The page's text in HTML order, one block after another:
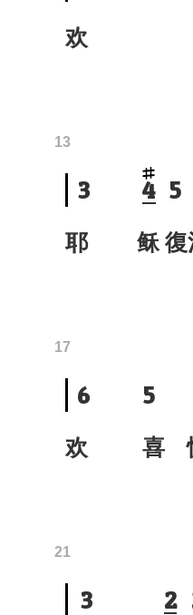
欢 唱
3 4 5
13
耶 稣
6 5
17
欢 喜 快
3 2
21